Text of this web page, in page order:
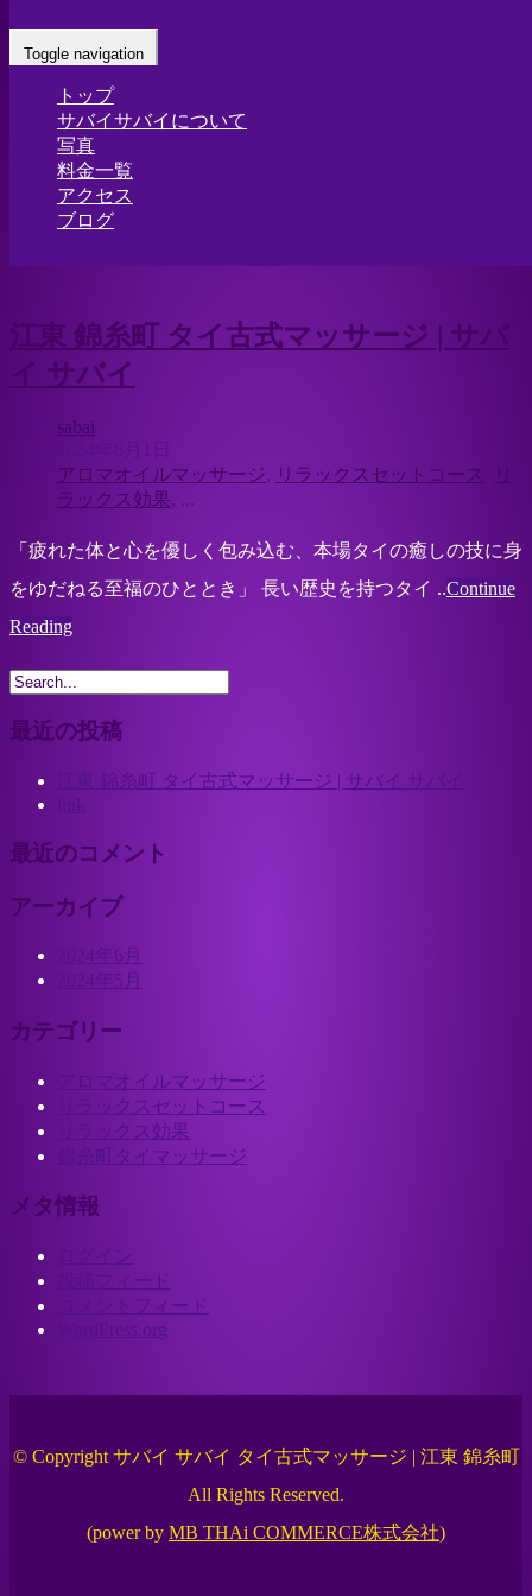
Toggle navigation
トップ
サバイサバイについて
写真
料金一覧
アクセス
ブログ
Tag: 錦糸町マッサージ
- 錦糸町マッサージ
江東 錦糸町 タイ古式マッサージ | サバ
イ サバイ
sabai
アロマオイルマッサージ, リラックスセットコース
リ
ラックス効果, ...
「疲れた体と心を優しく包み込む、本場タイの癒しの技に身
をゆだねる至福のひととき」 長い歴史を持つタイ ..Continue
Reading
最近の投稿
江東 錦糸町 タイ古式マッサージ | サバイ サバイ
最近のコメント
アーカイブ
2024年6月
2024年5月
カテゴリー
アロマオイルマッサージ
リラックスセットコース
リラックス効果
錦糸町タイマッサージ
メタ情報
ログイン
投稿フィード
コメントフィード
WordPress.org
© Copyright サバイ サバイ タイ古式マッサージ | 江東 錦糸町
All Rights Reserved.
(power by MB THAi COMMERCE株式会社)